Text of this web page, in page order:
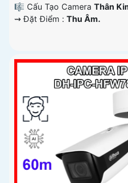
🎼️ Cấu Tạo Camera Thân
️⇝ Đặt Điểm : Thu Âm.